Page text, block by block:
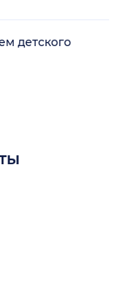
детского